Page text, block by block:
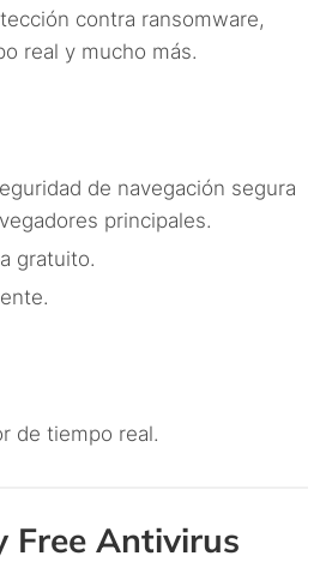
contra ransomware,
real y mucho más.
de navegación segura
principales.
gratuito.
de tiempo real.
Free Antivirus